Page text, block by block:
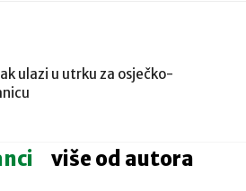
ulazi u utrku za osječko-
više od autora